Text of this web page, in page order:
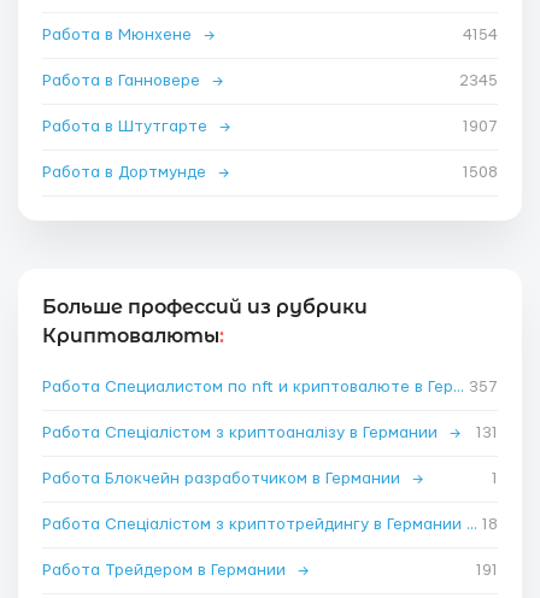
Работа в Мюнхене → 4154
Работа в Ганновере → 2345
Работа в Штутгарте → 1907
Работа в Дортмунде → 1508
Больше профессий из рубрики
Криптовалюты:
Работа Специалистом по nft и криптовалюте в Германии 357
Работа Спеціалістом з криптоаналізу в Германии → 131
Работа Блокчейн разработчиком в Германии → 1
Работа Спеціалістом з криптотрейдингу в Германии→18
Работа Трейдером в Германии → 191